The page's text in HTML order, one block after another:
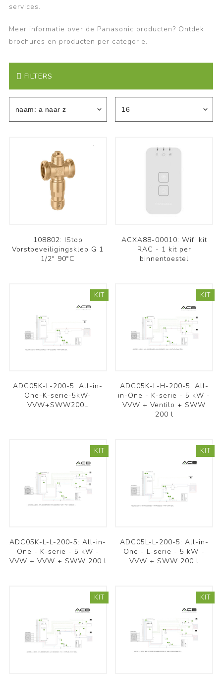
services.
Meer informatie over de Panasonic producten? Ontdek
brochures en producten per categorie.
FILTERS
108802: IStop
Vorstbeveiligingsklep G 1
1/2" 90°C
ACXA88-00010: Wifi kit
RAC - 1 kit per
binnentoestel
KIT
ADC05K-L-200-5: All-in-
One-K-serie-5kW-
VVW+SWW200L
KIT
ADC05K-L-H-200-5: All-
in-One - K-serie - 5 kW -
VVW + Ventilo + SWW
200 l
KIT
ADC05K-L-L-200-5: All-in-
One - K-serie - 5 kW -
VVW + VVW + SWW 200 l
KIT
ADC05L-L-200-5: All-in-
One - L-serie - 5 kW -
VVW + SWW 200 l
KIT KIT